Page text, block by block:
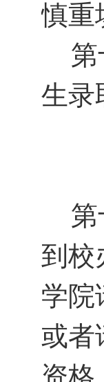
慎重
第
生录
第
到校
学院
或者